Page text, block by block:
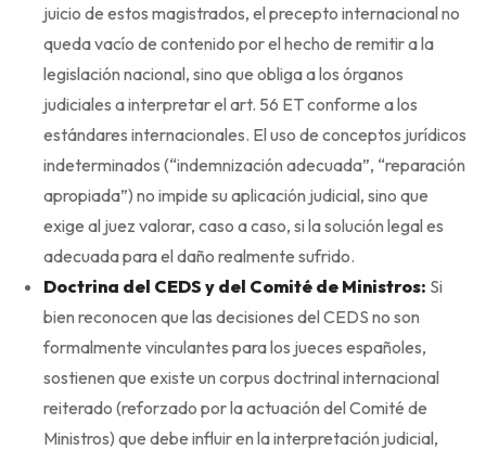
juicio de estos magistrados, el precepto internacional no
queda vacío de contenido por el hecho de remitir a la
legislación nacional, sino que obliga a los órganos
judiciales a interpretar el art. 56 ET conforme a los
estándares internacionales. El uso de conceptos jurídicos
indeterminados (“indemnización adecuada”, “reparación
apropiada”) no impide su aplicación judicial, sino que
exige al juez valorar, caso a caso, si la solución legal es
adecuada para el daño realmente sufrido.
Doctrina del CEDS y del Comité de Ministros: Si
bien reconocen que las decisiones del CEDS no son
formalmente vinculantes para los jueces españoles,
sostienen que existe un corpus doctrinal internacional
reiterado (reforzado por la actuación del Comité de
Ministros) que debe influir en la interpretación judicial,